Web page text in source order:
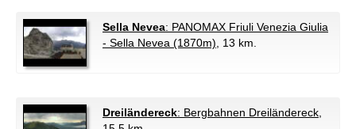
Sella Nevea: PANOMAX Friuli Venezia Giulia
- Sella Nevea (1870m) , 13 km.
Dreiländereck: Bergbahnen Dreiländereck